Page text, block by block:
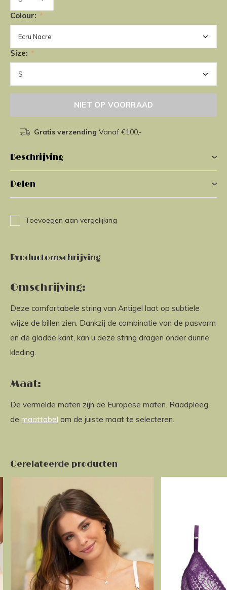
Colour: *
Size: *
NIET OP VOORRAAD
Gratis verzending Vanaf €100,-
Beschrijving
Delen
Toevoegen aan vergelijking
Productomschrijving
Omschrijving:
Deze comfortabele string van Antigel laat op subtiele
wijze de billen zien. Dankzij de combinatie van de pasvorm
en de gladde kant, kan u deze string dragen onder dunne
kleding.
Maat:
De vermelde maten zijn de Europese maten. Raadpleeg
de maattabel om de juiste maat te selecteren.
Gerelateerde producten